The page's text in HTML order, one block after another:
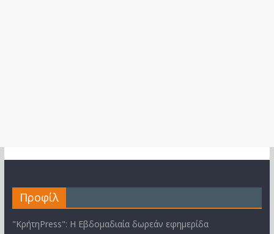
Προφίλ
"ΚρήτηPress": Η Εβδομαδιαία δωρεάν εφημερίδα